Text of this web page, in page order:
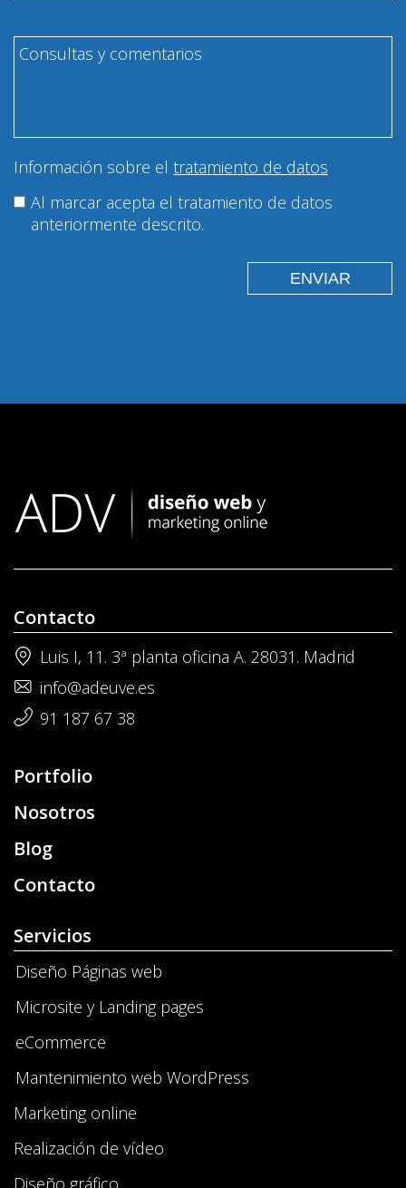
Información sobre el tratamiento de datos
Al marcar acepta el tratamiento de datos
anteriormente descrito.
Contacto
Luis I, 11. 3ª planta oficina A. 28031. Madrid
info@adeuve.es
91 187 67 38
Portfolio
Nosotros
Blog
Contacto
Servicios
Diseño Páginas web
Microsite y Landing pages
eCommerce
Mantenimiento web WordPress
Marketing online
Realización de vídeo
Diseño gráfico